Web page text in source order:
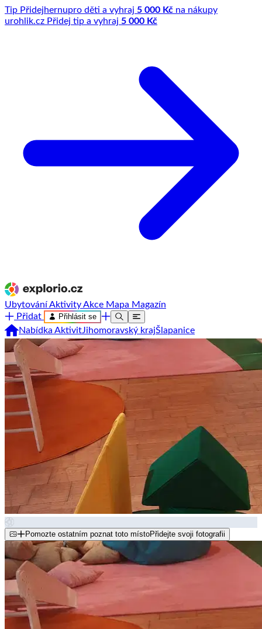
Tip Přidejhernupro děti a vyhraj 5 000 Kč na nákupy
urohlik.cz Přidej tip a vyhraj 5 000 Kč
UbytováníAktivityAkce Mapa Magazín
Přidat
Přihlásit se
Nabídka AktivitJihomoravský krajŠlapanice
Pomozte ostatním poznat toto místoPřidejte svoji fotografii